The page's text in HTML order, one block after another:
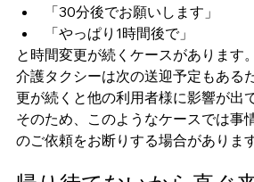
「30分後でお願いします」
「やっぱり1時間後で」
と時間変更が続くケースがあります。
介護タクシーは次の送迎予定もある
更が続くと他の利用者様に影響が出
そのため、このようなケースでは事
のご依頼をお断りする場合があります